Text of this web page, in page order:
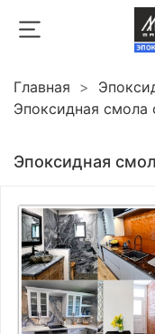
Главная
Эпоксидная смола
Эпоксидная